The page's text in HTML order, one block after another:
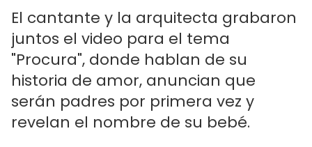
El cantante y la arquitecta grabaron
juntos el video para el tema
"Procura", donde hablan de su
historia de amor, anuncian que
serán padres por primera vez y
revelan el nombre de su bebé.